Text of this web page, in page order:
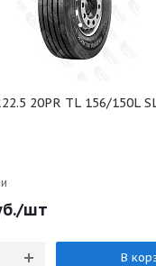
20PR TL 156/150L
/шт
В